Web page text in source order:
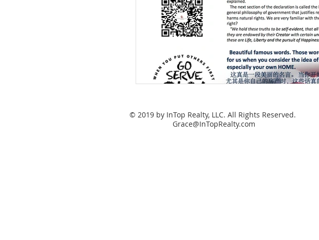
© 2019 by InTop Realty, LLC. All Rights Reserved.
Grace@InTopRealty.com